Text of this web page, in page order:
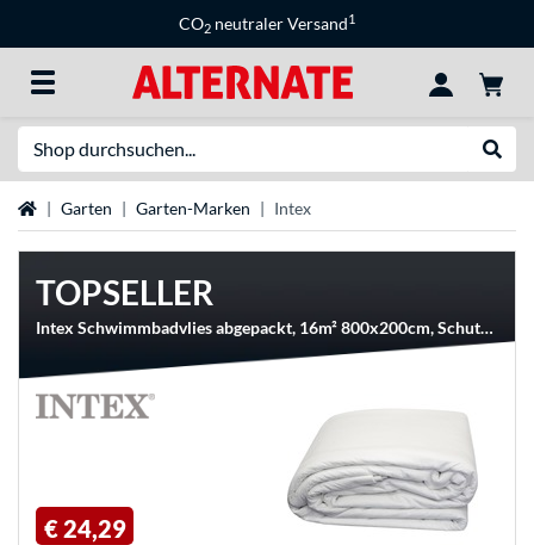
CO2 neutraler Versand1
StartseiteGarten Garten-Marken Intex
TOPSELLER
Intex Schwimmbadvlies abgepackt, 16m² 800x200cm, Schutzfolie
€ 24,29